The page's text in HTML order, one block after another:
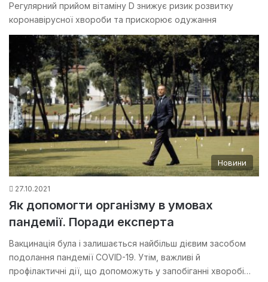
Регулярний прийом вітаміну D знижує ризик розвитку
коронавірусної хвороби та прискорює одужання
Новини
27.10.2021
Як допомогти організму в умовах
пандемії. Поради експерта
Вакцинація була і залишається найбільш дієвим засобом
подолання пандемії COVID-19. Утім, важливі й
профілактичні дії, що допоможуть у запобіганні хворобі…